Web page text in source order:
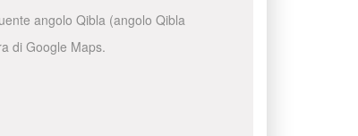
angolo Qibla (angolo Qibla
di Google Maps.